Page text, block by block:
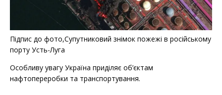
Підпис до фото,Супутниковий знімок пожежі в російському
порту Усть-Луга
Особливу увагу Україна приділяє об’єктам
нафтопереробки та транспортування.